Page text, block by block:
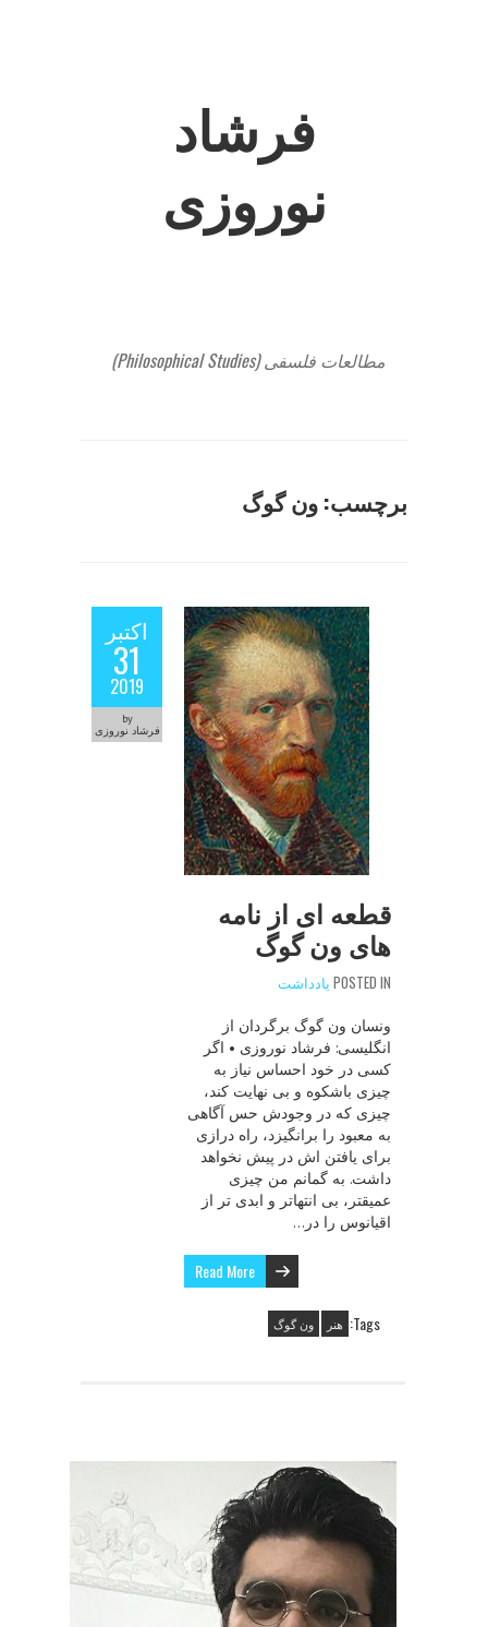
فرشاد
نوروزی
مطالعات فلسفی (Philosophical Studies)
برچسب:ون گوگ
اکتبر
31
2019
by
فرشاد نوروزی
قطعه ای از نامه
های ون گوگ
POSTED IN یادداشت
ونسان ون گوگ برگردان از
انگلیسی: فرشاد نوروزی • اگر
کسی در خود احساس نیاز به
چیزی باشکوه و بی نهایت کند،
چیزی که در وجودش حس آگاهی
به معبود را برانگیزد، راه درازی
برای یافتن اش در پیش نخواهد
داشت. به گمانم من چیزی
عمیقتر، بی انتهاتر و ابدی تر از
اقیانوس را در…
Read More
Tags: هنر ون گوگ